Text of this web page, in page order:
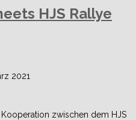
HJS Rallye
2021
zwischen dem HJS